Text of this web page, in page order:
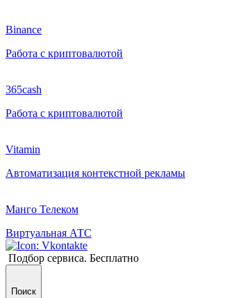
Binance
Работа с криптовалютой
365cash
Работа с криптовалютой
Vitamin
Автоматизация контекстной рекламы
Манго Телеком
Виртуальная АТС
Подбор сервиса. Бесплатно
Поиск